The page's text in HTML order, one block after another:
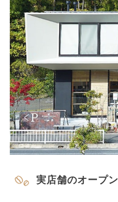
実店舗のオープン